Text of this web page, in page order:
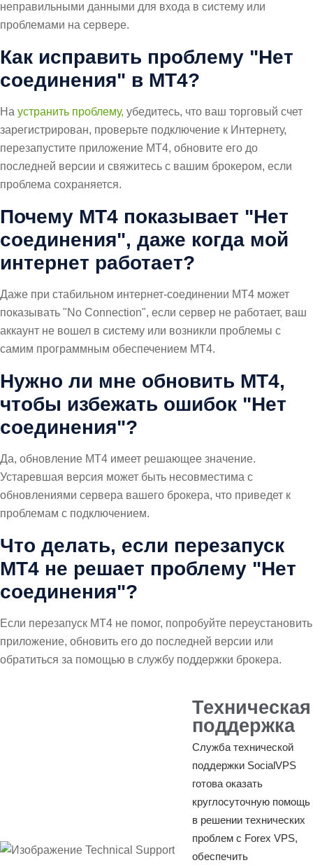
неправильными данными для входа в систему или
проблемами на сервере.
Как исправить проблему "Нет
соединения" в MT4?
На устранить проблему, убедитесь, что ваш торговый счет
зарегистрирован, проверьте подключение к Интернету,
перезапустите приложение MT4, обновите его до
последней версии и свяжитесь с вашим брокером, если
проблема сохраняется.
Почему MT4 показывает "Нет
соединения", даже когда мой
интернет работает?
Даже при стабильном интернет-соединении MT4 может
показывать "No Connection", если сервер не работает, ваш
аккаунт не вошел в систему или возникли проблемы с
самим программным обеспечением MT4.
Нужно ли мне обновить MT4,
чтобы избежать ошибок "Нет
соединения"?
Да, обновление MT4 имеет решающее значение.
Устаревшая версия может быть несовместима с
обновлениями сервера вашего брокера, что приведет к
проблемам с подключением.
Что делать, если перезапуск
MT4 не решает проблему "Нет
соединения"?
Если перезапуск MT4 не помог, попробуйте переустановить
приложение, обновить его до последней версии или
обратиться за помощью в службу поддержки брокера.
Техническая
поддержка
Служба технической
поддержки SocialVPS
готова оказать
круглосуточную помощь
в решении технических
проблем с Forex VPS,
обеспечить